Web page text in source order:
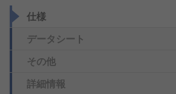
仕様
データシート
その他
詳細情報